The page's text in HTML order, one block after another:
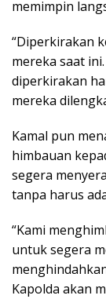
memimpin
“Diperkirakan
mereka saat
diperkirakan
mereka
Kamal pun
himbauan
segera
tanpa harus
“Kami
untuk segera
Kapolda akan